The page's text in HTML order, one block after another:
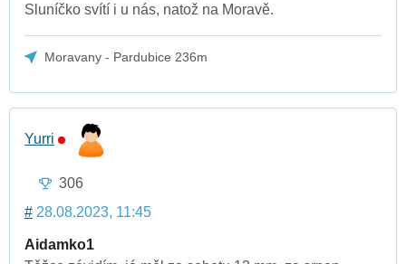
Sluníčko svítí i u nás, natož na Moravě.
Moravany - Pardubice 236m
Yurri
306
# 28.08.2023, 11:45
Aidamko1